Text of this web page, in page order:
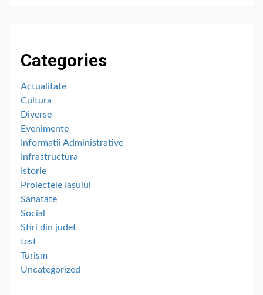
Categories
Actualitate
Cultura
Diverse
Evenimente
Informatii Administrative
Infrastructura
Istorie
Proiectele Iașului
Sanatate
Social
Stiri din judet
test
Turism
Uncategorized